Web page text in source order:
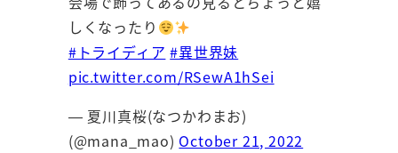
しくなったり
#トライディア #異世界妹
pic.twitter.com/RSewA1hSei
— 夏川真桜(なつかわまお)
(@mana_mao) October 21, 2022